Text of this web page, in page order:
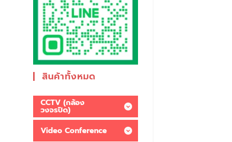
สินค้าทั้งหมด
CCTV (กล้อง
วงจรปิด)
Video Conference